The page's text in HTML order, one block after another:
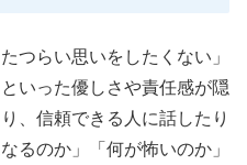
つらい思いをしたくない」
いった優しさや責任感が隠
、信頼できる人に話したり
るのか」「何が怖いのか」